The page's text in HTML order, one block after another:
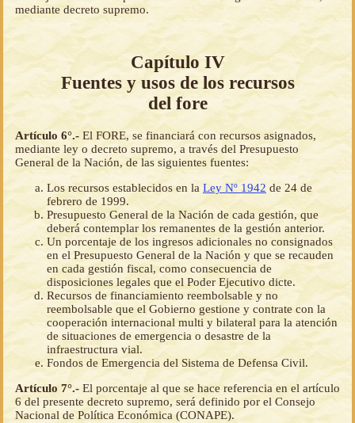
mediante decreto supremo.
Capítulo IV
Fuentes y usos de los recursos
del fore
Artículo 6°.- El FORE, se financiará con recursos asignados,
mediante ley o decreto supremo, a través del Presupuesto
General de la Nación, de las siguientes fuentes:
Los recursos establecidos en la Ley Nº 1942 de 24 de
febrero de 1999.
Presupuesto General de la Nación de cada gestión, que
deberá contemplar los remanentes de la gestión anterior.
Un porcentaje de los ingresos adicionales no consignados
en el Presupuesto General de la Nación y que se recauden
en cada gestión fiscal, como consecuencia de
disposiciones legales que el Poder Ejecutivo dicte.
Recursos de financiamiento reembolsable y no
reembolsable que el Gobierno gestione y contrate con la
cooperación internacional multi y bilateral para la atención
de situaciones de emergencia o desastre de la
infraestructura vial.
Fondos de Emergencia del Sistema de Defensa Civil.
Artículo 7°.- El porcentaje al que se hace referencia en el artículo
6 del presente decreto supremo, será definido por el Consejo
Nacional de Política Económica (CONAPE).